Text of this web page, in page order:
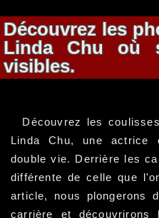
Découvrez les
Linda Chu où
visibles.
Découvrez les
Linda Chu, une actrice
double vie. Derrière les
différente de celle que
article, nous plongerons
carrière et